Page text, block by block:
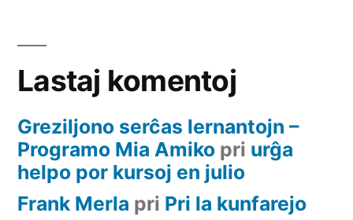
Lastaj komentoj
Greziljono serĉas lernantojn –
Programo Mia Amiko pri urĝa
helpo por kursoj en julio
Frank Merla pri Pri la kunfarejo